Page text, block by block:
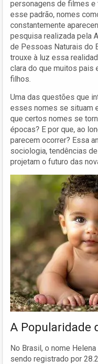
personagens de filmes e
esse padrão, nomes
constantemente
pesquisa realizada pela
de Pessoas Naturais do
trouxe à luz essa
clara do que muitos pais
filhos.
Uma das questões que
esses nomes se situam
que certos nomes se
épocas? E por que, ao
parecem ocorrer? Essa
sociologia, tendências
projetam o futuro das
A Popularidade
No Brasil, o nome
sendo registrado por